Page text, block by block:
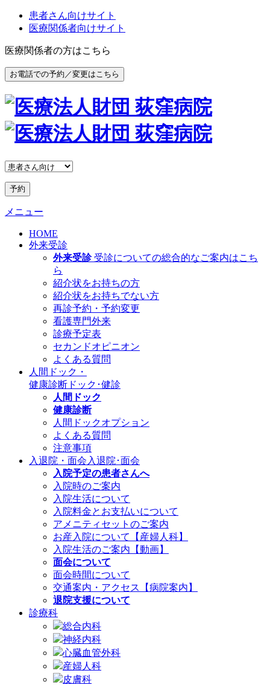
患者さん向けサイト
医療関係者向けサイト
医療関係者の方はこちら
お電話での予約／変更はこちら
予約
メニュー
HOME
外来受診
外来受診 受診についての総合的なご案内はこち
ら
紹介状をお持ちの方
紹介状をお持ちでない方
再診予約・予約変更
看護専門外来
診療予定表
セカンドオピニオン
よくある質問
人間ドック・
健康診断 ドック･健診
人間ドック
健康診断
人間ドックオプション
よくある質問
注意事項
入退院・面会 入退院･面会
入院予定の患者さんへ
入院時のご案内
入院生活について
入院料金とお支払いについて
アメニティセットのご案内
お産入院について【産婦人科】
入院生活のご案内【動画】
面会について
面会時間について
交通案内・アクセス【病院案内】
退院支援について
診療科
総合内科
神経内科
心臓血管外科
産婦人科
皮膚科